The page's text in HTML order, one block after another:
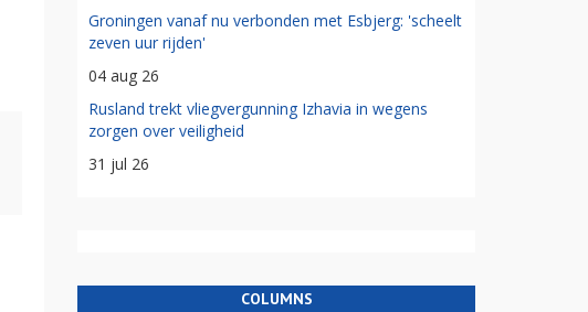
Groningen vanaf nu verbonden met Esbjerg: 'scheelt
zeven uur rijden'
04 aug 26
Rusland trekt vliegvergunning Izhavia in wegens
zorgen over veiligheid
31 jul 26
COLUMNS